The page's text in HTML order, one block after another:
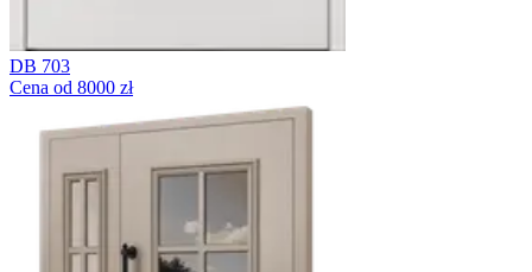
DB 703
Cena od 8000 zł